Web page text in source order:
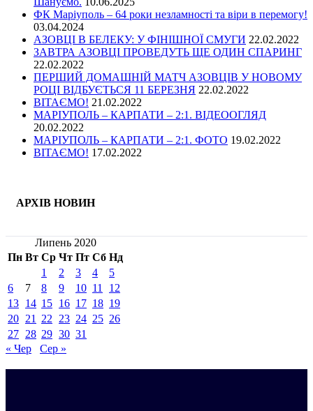
ФК Маріуполь – 64 роки незламності та віри в перемогу!
03.04.2024
АЗОВЦІ В БЕЛЕКУ: У ФІНІШНОЇ СМУГИ 22.02.2022
ЗАВТРА АЗОВЦІ ПРОВЕДУТЬ ЩЕ ОДИН СПАРИНГ
22.02.2022
ПЕРШИЙ ДОМАШНІЙ МАТЧ АЗОВЦІВ У НОВОМУ
РОЦІ ВІДБУЄТЬСЯ 11 БЕРЕЗНЯ 22.02.2022
ВІТАЄМО! 21.02.2022
МАРІУПОЛЬ – КАРПАТИ – 2:1. ВІДЕООГЛЯД
20.02.2022
МАРІУПОЛЬ – КАРПАТИ – 2:1. ФОТО 19.02.2022
ВІТАЄМО! 17.02.2022
АРХІВ НОВИН
Липень 2020
Пн Вт Ср Чт Пт Сб Нд
1
2 3 4
5
6
7 8 9 10 11
12
13 14 15 16 17 18 19
20 21 22 23 24 25 26
27 28 29 30 31
« Чер
Сер »